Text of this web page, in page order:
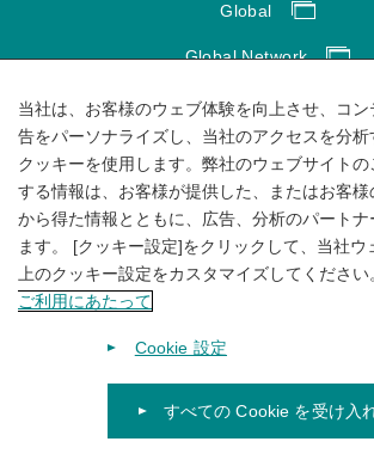
Global
Global Network
サイトのご利用にあたって
ソーシャルメディアポリシ
個人情報保護方針
サイトマップ
当社は、お客様のウェブ体験を向上させ、コ
告をパーソナライズし、当社のアクセスを分析
クッキーを使用します。弊社のウェブサイトの
する情報は、お客様が提供した、またはお客様
から得た情報とともに、広告、分析のパートナ
ます。 [クッキー設定]をクリックして、当社ウ
上のクッキー設定をカスタマイズしてください
ご利用にあたって
Cookie 設定
すべての Cookie を受け入